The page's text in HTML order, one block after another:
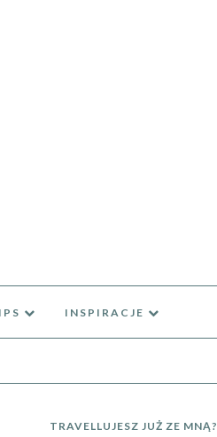
INSPIRACJE
TRAVELLUJESZ JUŻ ZE MNĄ?